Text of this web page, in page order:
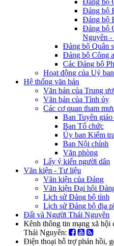
Đảng bộ
Đảng bộ
Đảng bộ
Nguyên
Đảng bộ Quân
Đảng bộ Công
Các Đảng bộ
Hoạt động của Uỷ
Hệ thống văn bản
Văn bản của Trung
Văn bản của Tỉnh ủy
Các cơ quan tham
Ban Tuyên
Ban Tổ chức
Ủy ban Kiểm tra
Ban Nội chính
Văn phòng
Lấy ý kiến người dân
Văn kiện - Tư liệu
Văn kiện của Đảng
Văn kiện Đại hội
Lịch sử Đảng bộ tỉnh
Lịch sử Đảng bộ địa
Đất và Người Thái Nguyên
Kênh thông tin mạng xã hội
Thái Nguyên:
Điện thoại hỗ trợ phản hồi,